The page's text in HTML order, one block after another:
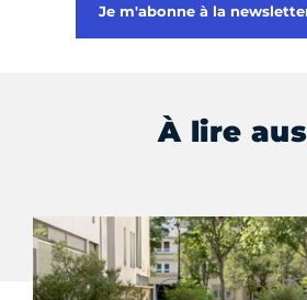
Je m'abonne à la
À lire